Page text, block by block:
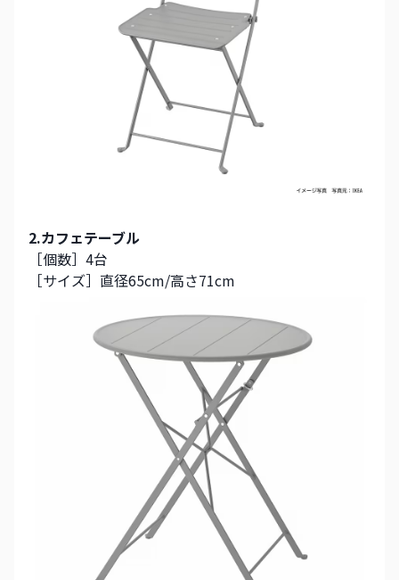
2.カフェテーブル
［個数］4台
［サイズ］直径65cm/高さ71cm